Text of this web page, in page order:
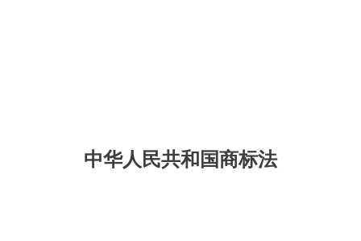
中华人民共和国商标法